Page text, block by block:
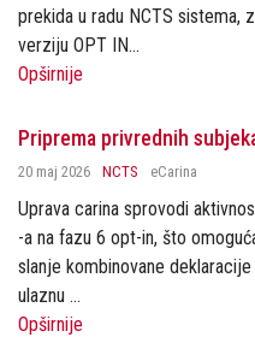
prekida u radu NCTS sistema,
verziju OPT IN...
Opširnije
Priprema privrednih
20 maj 2026 NCTS eCarina
Uprava carina sprovodi
-a na fazu 6 opt-in, što
slanje kombinovane
ulaznu ...
Opširnije